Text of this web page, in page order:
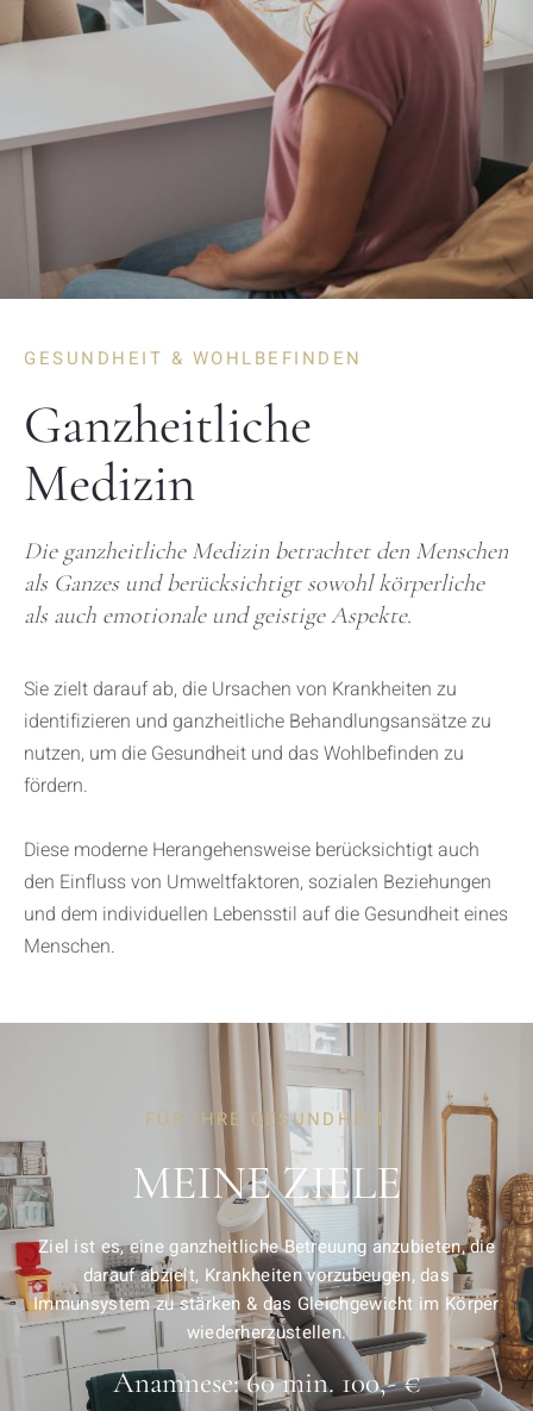
GESUNDHEIT & WOHLBEFINDEN
Ganzheitliche
Medizin
Die ganzheitliche Medizin betrachtet den Menschen
als Ganzes und berücksichtigt sowohl körperliche
als auch emotionale und geistige Aspekte.
Sie zielt darauf ab, die Ursachen von Krankheiten zu
identifizieren und ganzheitliche Behandlungsansätze zu
nutzen, um die Gesundheit und das Wohlbefinden zu
fördern.
Diese moderne Herangehensweise berücksichtigt auch
den Einfluss von Umweltfaktoren, sozialen Beziehungen
und dem individuellen Lebensstil auf die Gesundheit eines
Menschen.
FÜR IHRE GESUNDHEIT
MEINE ZIELE
Ziel ist es, eine ganzheitliche Betreuung anzubieten, die
darauf abzielt, Krankheiten vorzubeugen, das
Immunsystem zu stärken & das Gleichgewicht im Körper
wiederherzustellen.
Anamnese: 60 min. 100,- €